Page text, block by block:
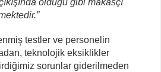
olduğu gibi makasçı
testler ve personelin
teknolojik eksiklikler
sorunlar giderilmeden